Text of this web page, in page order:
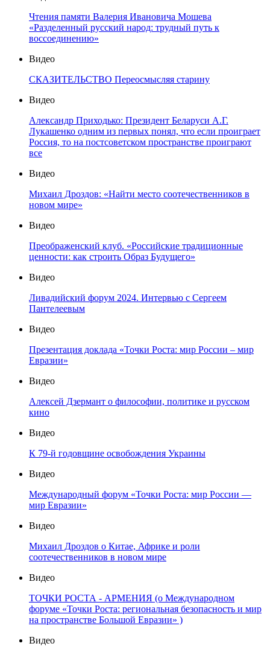
Чтения памяти Валерия Ивановича Мошева
«Разделенный русский народ: трудный путь к
воссоединению»
Видео
СКАЗИТЕЛЬСТВО Переосмысляя старину
Видео
Александр Приходько: Президент Беларуси А.Г.
Лукашенко одним из первых понял, что если проиграет
Россия, то на постсоветском пространстве проиграют
все
Видео
Михаил Дроздов: «Найти место соотечественников в
новом мире»
Видео
Преображенский клуб. «Российские традиционные
ценности: как строить Образ Будущего»
Видео
Ливадийский форум 2024. Интервью с Сергеем
Пантелеевым
Видео
Презентация доклада «Точки Роста: мир России – мир
Евразии»
Видео
Алексей Дзермант о философии, политике и русском
кино
Видео
К 79-й годовщине освобождения Украины
Видео
Международный форум «Точки Роста: мир России —
мир Евразии»
Видео
Михаил Дроздов о Китае, Африке и роли
соотечественников в новом мире
Видео
ТОЧКИ РОСТА - АРМЕНИЯ (о Международном
форуме «Точки Роста: региональная безопасность и мир
на пространстве Большой Евразии» )
Видео